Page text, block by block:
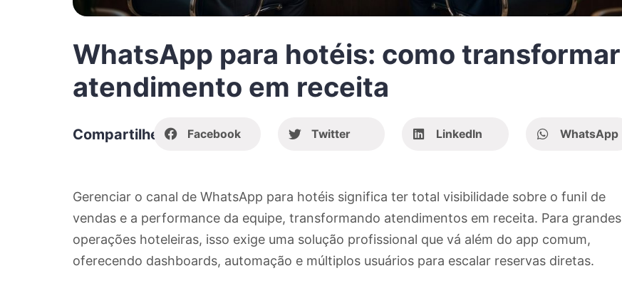
WhatsApp para hotéis: como transformar
atendimento em receita
Compartilhe Facebook Twitter LinkedIn WhatsApp
Gerenciar o canal de WhatsApp para hotéis significa ter total visibilidade sobre o funil de
vendas e a performance da equipe, transformando atendimentos em receita. Para grandes
operações hoteleiras, isso exige uma solução profissional que vá além do app comum,
oferecendo dashboards, automação e múltiplos usuários para escalar reservas diretas.